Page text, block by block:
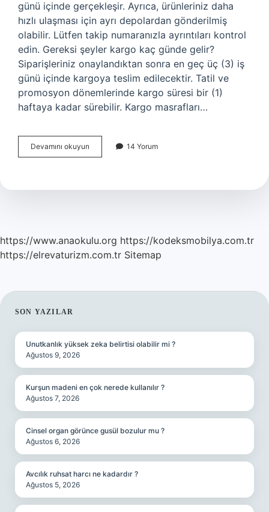
günü içinde gerçekleşir. Ayrıca, ürünleriniz daha
hızlı ulaşması için ayrı depolardan gönderilmiş
olabilir. Lütfen takip numaranızla ayrıntıları kontrol
edin. Gereksi şeyler kargo kaç günde gelir?
Siparişleriniz onaylandıktan sonra en geç üç (3) iş
günü içinde kargoya teslim edilecektir. Tatil ve
promosyon dönemlerinde kargo süresi bir (1)
haftaya kadar sürebilir. Kargo masrafları…
Devamını okuyun
Ne
Gelir
14 Yorum
https://www.anaokulu.org https://kodeksmobilya.com.tr
https://elrevaturizm.com.tr Sitemap
SIDEBAR
SON YAZILAR
Unutkanlık yüksek zeka belirtisi olabilir mi ?
Ağustos 9, 2026
Kurşun madeni en çok nerede kullanılır ?
Ağustos 7, 2026
Cinsel organ görünce gusül bozulur mu ?
Ağustos 6, 2026
Avcılık ruhsat harcı ne kadardır ?
Ağustos 5, 2026